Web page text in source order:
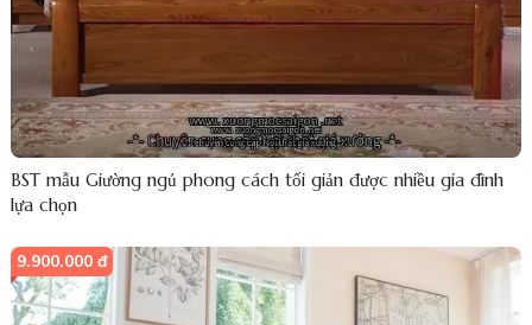
BST mẫu Giường ngủ phong cách tối giản được nhiều gia đình
lựa chọn
9.900.000 đ